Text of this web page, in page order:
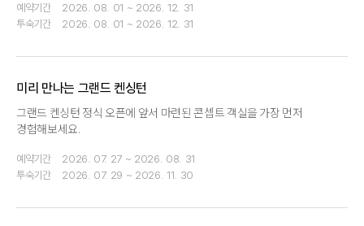
예약기간
2026. 08. 01 ~ 2026. 12. 31
투숙기간
2026. 08. 01 ~ 2026. 12. 31
미리 만나는 그랜드 켄싱턴
그랜드 켄싱턴 정식 오픈에 앞서 마련된 콘셉트 객실을 가장 먼저
경험해보세요.
예약기간
2026. 07. 27 ~ 2026. 08. 31
투숙기간
2026. 07. 29 ~ 2026. 11. 30